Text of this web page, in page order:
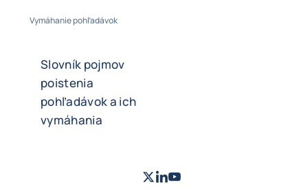
Vymáhanie pohľadávok
Slovník pojmov
poistenia
pohľadávok a ich
vymáhania
Twitter- Coface
LinkedIn
Youtube